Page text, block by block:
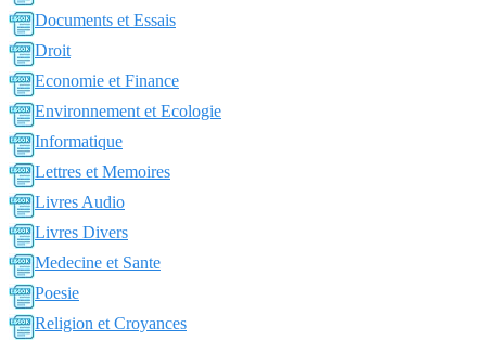
Documents et Essais
Droit
Economie et Finance
Environnement et Ecologie
Informatique
Lettres et Memoires
Livres Audio
Livres Divers
Medecine et Sante
Poesie
Religion et Croyances